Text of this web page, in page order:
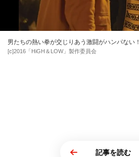
男たちの熱い拳が交じりあう激闘がハンパない！
[c]2016「HiGH＆LOW」製作委員会
記事を読む